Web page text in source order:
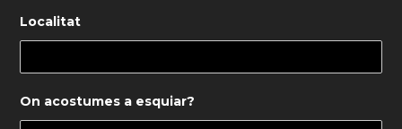
Localitat
On acostumes a esquiar?